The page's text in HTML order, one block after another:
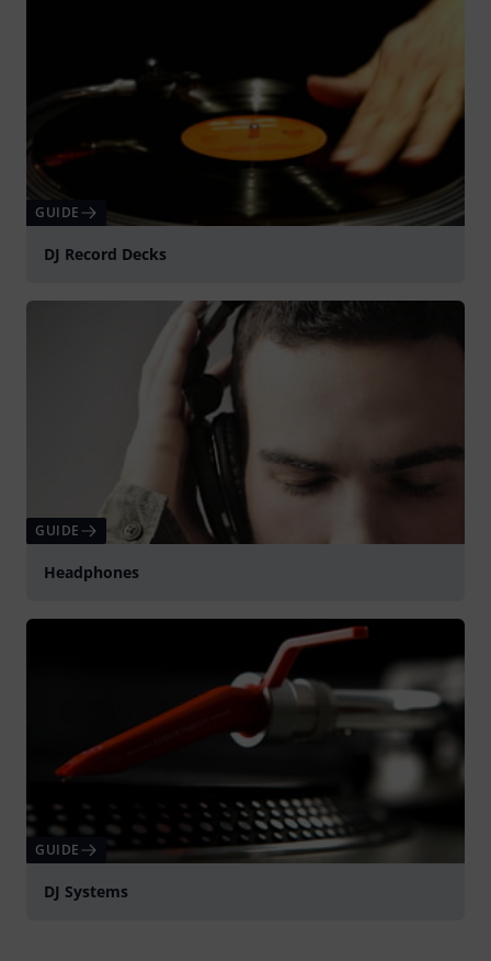
GUIDE
DJ Record Decks
GUIDE
Headphones
GUIDE
DJ Systems